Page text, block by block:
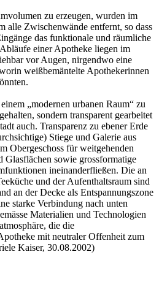
zu erzeugen, wurden im
alle Zwischenwände entfernt, so dass
das funktionale und räumliche
einer Apotheke liegen im
vor Augen, nirgendwo eine
weißbemäntelte Apothekerinnen
„modernen urbanen Raum“ zu
sondern transparent gearbeitet
auch. Transparenz zu ebener Erde
Stiege und Galerie aus
Obergeschoss für weitgehenden
sowie grossformatige
ineinanderfließen. Die an
und der Aufenthaltsraum sind
an der Decke als Entspannungszone
starke Verbindung nach unten
Materialien und Technologien
die die
mit neutraler Offenheit zum
Kaiser, 30.08.2002)